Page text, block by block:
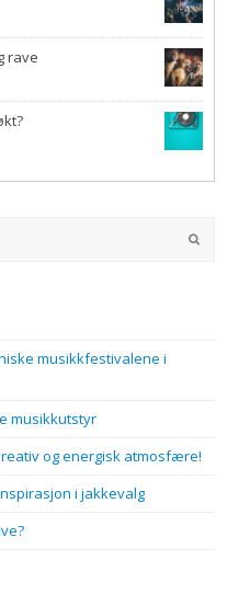
rave
Submit
musikkfestivalene i
musikkutstyr
og energisk atmosfære!
i jakkevalg